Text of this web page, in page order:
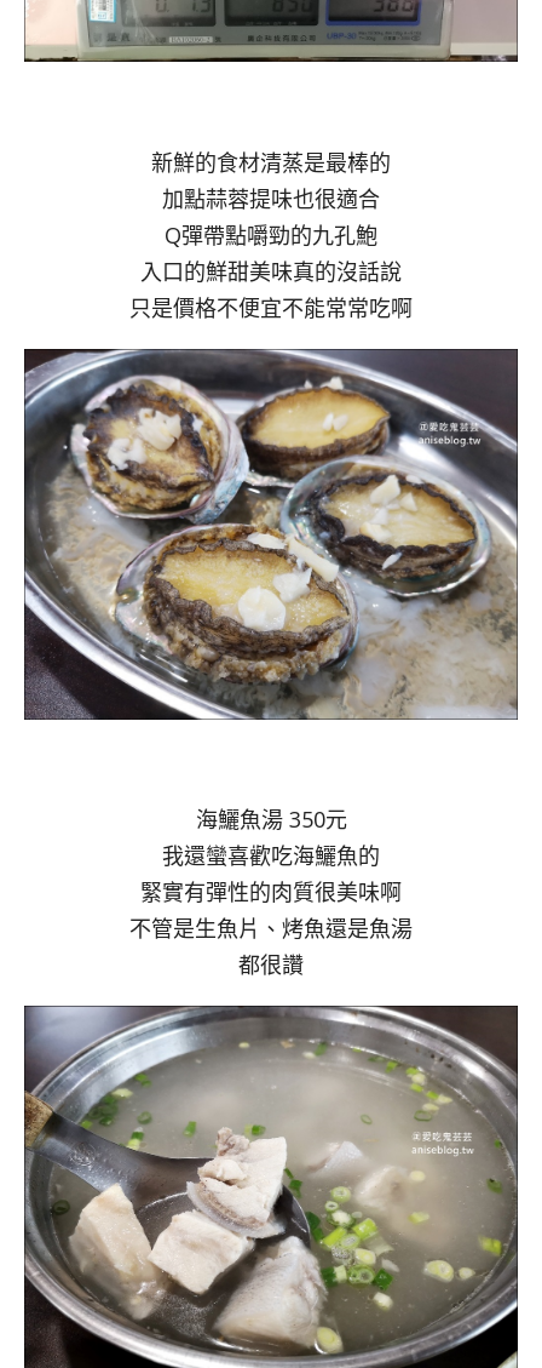
新鮮的食材清蒸是最棒的
加點蒜蓉提味也很適合
Q彈帶點嚼勁的九孔鮑
入口的鮮甜美味真的沒話說
只是價格不便宜不能常常吃啊
海鱺魚湯 350元
我還蠻喜歡吃海鱺魚的
緊實有彈性的肉質很美味啊
不管是生魚片、烤魚還是魚湯
都很讚